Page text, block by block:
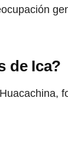
de Ica?